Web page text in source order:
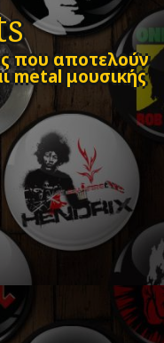
που αποτελούν
metal μουσικής